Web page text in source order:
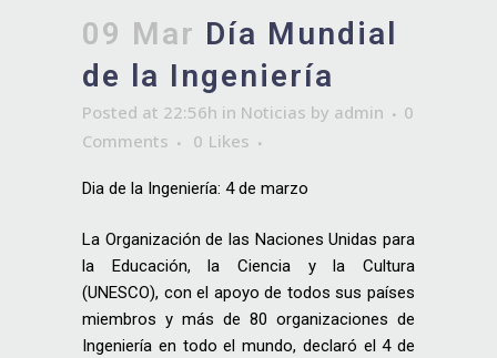
09 Mar Día Mundial
de la Ingeniería
Posted at 22:56h in Noticias by admin
0
Comments
0 Likes
Dia de la Ingeniería: 4 de marzo
La Organización de las Naciones Unidas para
la Educación, la Ciencia y la Cultura
(UNESCO), con el apoyo de todos sus países
miembros y más de 80 organizaciones de
Ingeniería en todo el mundo, declaró el 4 de